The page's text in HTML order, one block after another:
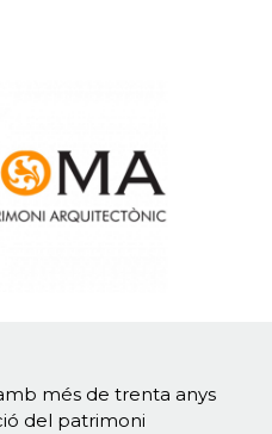
més de trenta anys
del patrimoni